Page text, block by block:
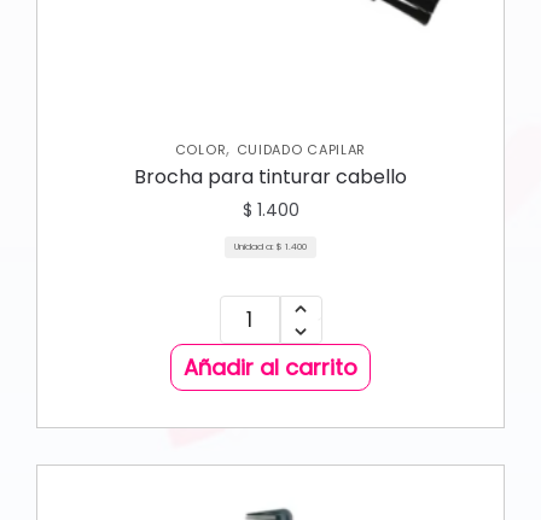
COLOR, CUIDADO CAPILAR
Brocha para tinturar cabello
$ 1.400
Unidad a: $ 1.400
Añadir al carrito